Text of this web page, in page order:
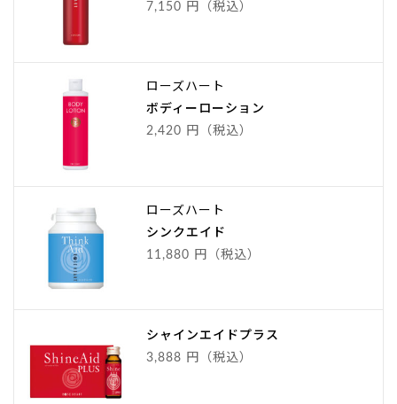
7,150 円（税込）
ローズハート
ボディーローション
2,420 円（税込）
ローズハート
シンクエイド
11,880 円（税込）
シャインエイドプラス
3,888 円（税込）